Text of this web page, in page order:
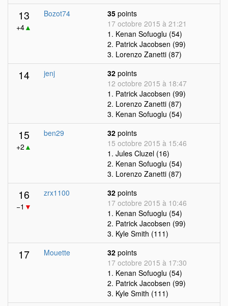
13
+4▲
Bozot74 35 points
17 octobre 2015 à 21:21
1. Kenan Sofuoglu (54)
2. Patrick Jacobsen (99)
3. Lorenzo Zanetti (87)
14 jenj 32 points
12 octobre 2015 à 18:47
1. Patrick Jacobsen (99)
2. Lorenzo Zanetti (87)
3. Kenan Sofuoglu (54)
15
+2 ▲
ben29 32 points
15 octobre 2015 à 15:46
1. Jules Cluzel (16)
2. Kenan Sofuoglu (54)
3. Lorenzo Zanetti (87)
16
−1 ▼
zrx1100 32 points
17 octobre 2015 à 10:46
1. Kenan Sofuoglu (54)
2. Patrick Jacobsen (99)
3. Kyle Smith (111)
17 Mouette 32 points
17 octobre 2015 à 17:30
1. Kenan Sofuoglu (54)
2. Patrick Jacobsen (99)
3. Kyle Smith (111)